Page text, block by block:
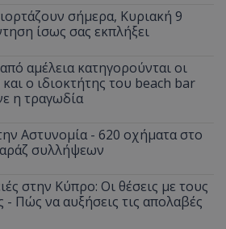
σήμερα, Κυριακή 9
ίσως σας εκπλήξει
αμέλεια κατηγορούνται οι
ο ιδιοκτήτης του beach bar
η τραγωδία
Αστυνομία - 620 οχήματα στο
συλλήψεων
στην Κύπρο: Οι θέσεις με τους
- Πώς να αυξήσεις τις απολαβές